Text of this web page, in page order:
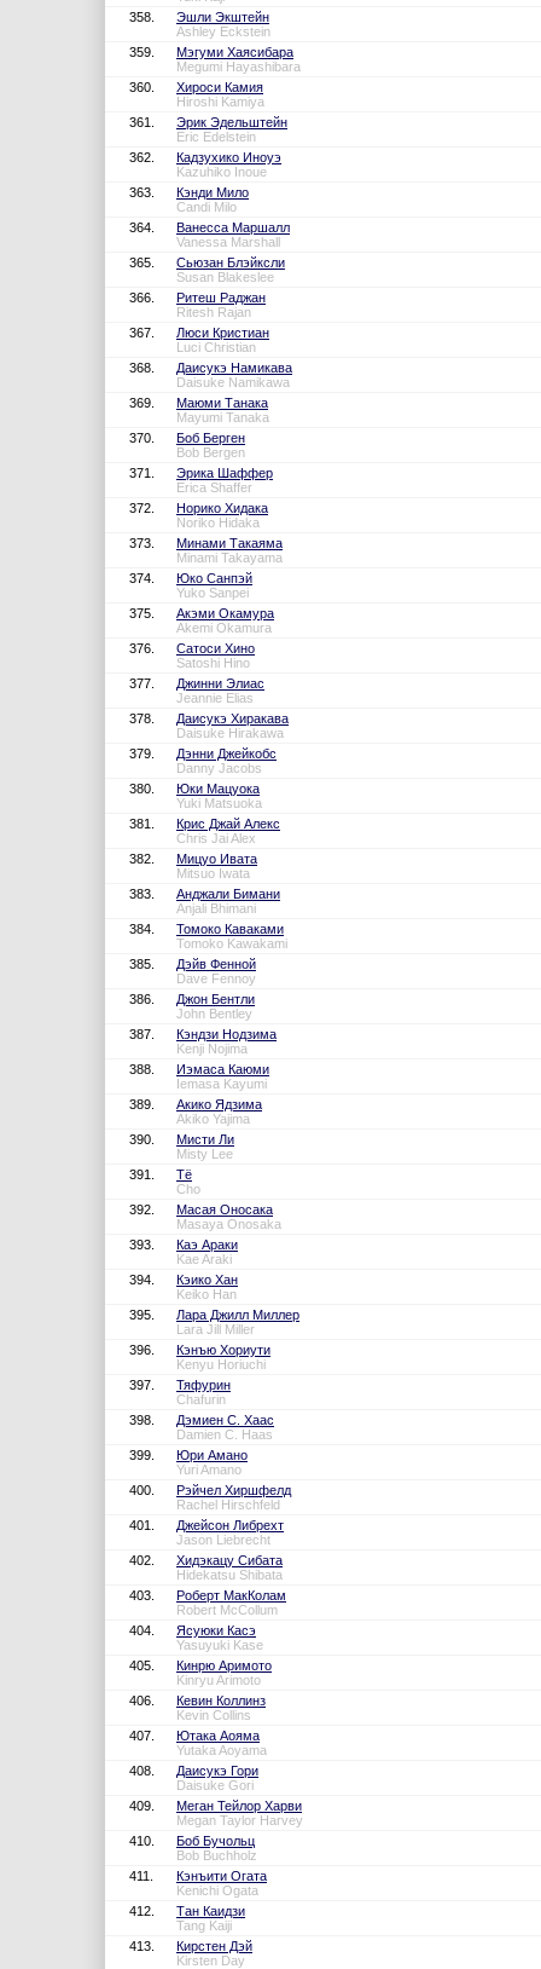
358.
Эшли Экштейн
Ashley Eckstein
359.
Мэгуми Хаясибара
Megumi Hayashibara
360.
Хироси Камия
Hiroshi Kamiya
361.
Эрик Эдельштейн
Eric Edelstein
362.
Кадзухико Иноуэ
Kazuhiko Inoue
363.
Кэнди Мило
Candi Milo
364.
Ванесса Маршалл
Vanessa Marshall
365.
Сьюзан Блэйксли
Susan Blakeslee
366.
Ритеш Раджан
Ritesh Rajan
367.
Люси Кристиан
Luci Christian
368.
Даисукэ Намикава
Daisuke Namikawa
369.
Маюми Танака
Mayumi Tanaka
370.
Боб Берген
Bob Bergen
371.
Эрика Шаффер
Erica Shaffer
372.
Норико Хидака
Noriko Hidaka
373.
Минами Такаяма
Minami Takayama
374.
Юко Санпэй
Yuko Sanpei
375.
Акэми Окамура
Akemi Okamura
376.
Сатоси Хино
Satoshi Hino
377.
Джинни Элиас
Jeannie Elias
378.
Даисукэ Хиракава
Daisuke Hirakawa
379.
Дэнни Джейкобс
Danny Jacobs
380.
Юки Мацуока
Yuki Matsuoka
381.
Крис Джай Алекс
Chris Jai Alex
382.
Мицуо Ивата
Mitsuo Iwata
383.
Анджали Бимани
Anjali Bhimani
384.
Томоко Каваками
Tomoko Kawakami
385.
Дэйв Фенной
Dave Fennoy
386.
Джон Бентли
John Bentley
387.
Кэндзи Нодзима
Kenji Nojima
388.
Иэмаса Каюми
Iemasa Kayumi
389.
Акико Ядзима
Akiko Yajima
390.
Мисти Ли
Misty Lee
391.
Тё
Cho
392.
Масая Оносака
Masaya Onosaka
393.
Каэ Араки
Kae Araki
394.
Кэико Хан
Keiko Han
395.
Лара Джилл Миллер
Lara Jill Miller
396.
Кэнъю Хориути
Kenyu Horiuchi
397.
Тяфурин
Chafurin
398.
Дэмиен С. Хаас
Damien C. Haas
399.
Юри Амано
Yuri Amano
400.
Рэйчел Хиршфелд
Rachel Hirschfeld
401.
Джейсон Либрехт
Jason Liebrecht
402.
Хидэкацу Сибата
Hidekatsu Shibata
403.
Роберт МакКолам
Robert McCollum
404.
Ясуюки Касэ
Yasuyuki Kase
405.
Кинрю Аримото
Kinryu Arimoto
406.
Кевин Коллинз
Kevin Collins
407.
Ютака Аояма
Yutaka Aoyama
408.
Даисукэ Гори
Daisuke Gori
409.
Меган Тейлор Харви
Megan Taylor Harvey
410.
Боб Бучольц
Bob Buchholz
411.
Кэнъити Огата
Kenichi Ogata
412.
Тан Каидзи
Tang Kaiji
413.
Кирстен Дэй
Kirsten Day